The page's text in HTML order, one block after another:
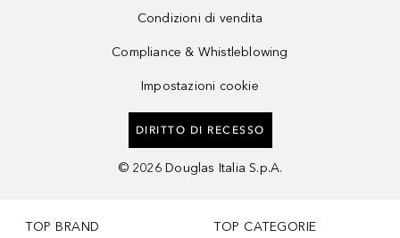
Condizioni di vendita
Compliance & Whistleblowing
Impostazioni cookie
DIRITTO DI RECESSO
© 2026 Douglas Italia S.p.A.
TOP BRAND TOP CATEGORIE